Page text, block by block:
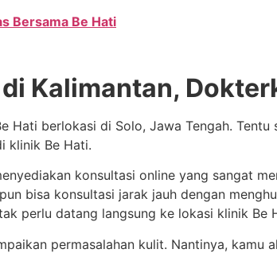
Bersama Be Hati
Kalimantan,
Hati berlokasi di Solo, Jawa Tengah.
klinik Be Hati.
konsultasi online yang sangat
bisa konsultasi jarak jauh dengan
perlu datang langsung ke lokasi klinik Be
permasalahan kulit. Nantinya, kamu